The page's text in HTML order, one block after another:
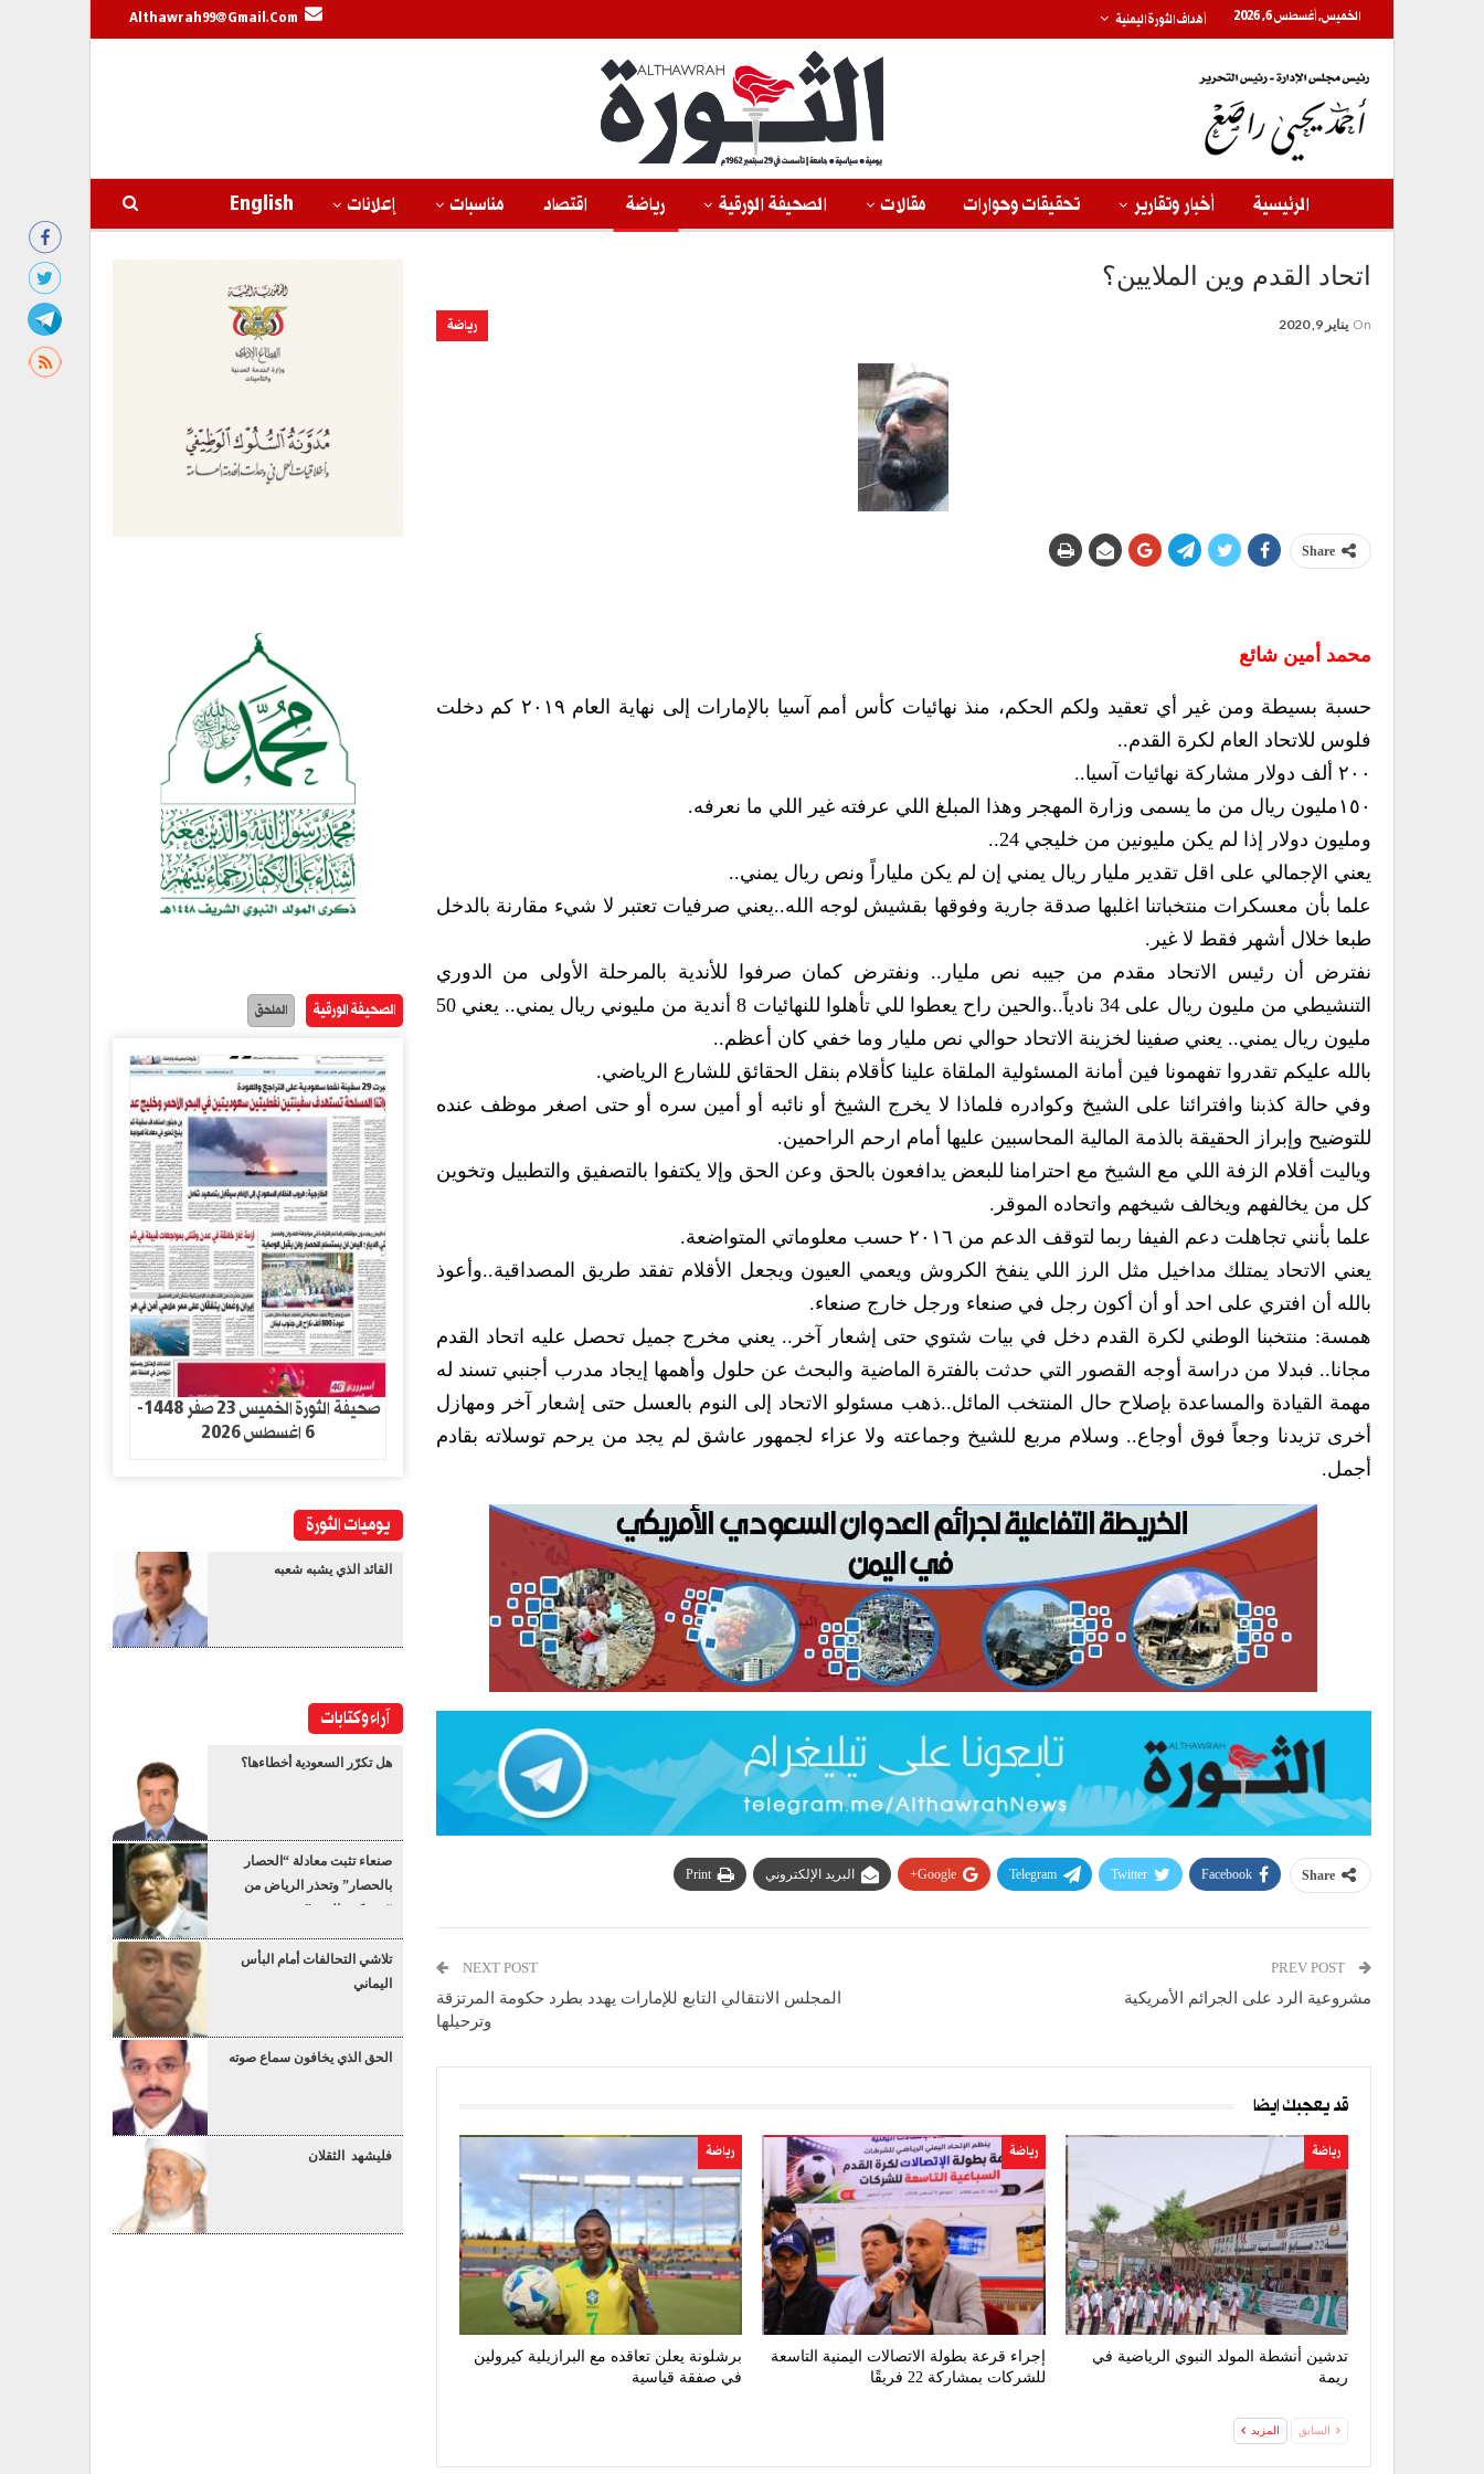
الخميس, أغسطس 6, 2026 أهداف الثورة اليمنية Althawrah99@gmail.com
الرئيسية أخبار وتقارير تحقيقات وحوارات مقالات الصحيفة الورقية رياضة اقتصاد مناسبات إعلانات English
اتحاد القدم وين الملايين؟
رياضة On يناير 9, 2020
Share
محمد أمين شائع
حسبة بسيطة ومن غير أي تعقيد ولكم الحكم، منذ نهائيات كأس أمم آسيا بالإمارات إلى نهاية العام ٢٠١٩ كم دخلت
فلوس للاتحاد العام لكرة القدم..
٢٠٠ ألف دولار مشاركة نهائيات آسيا..
١٥٠مليون ريال من ما يسمى وزارة المهجر وهذا المبلغ اللي عرفته غير اللي ما نعرفه.
ومليون دولار إذا لم يكن مليونين من خليجي 24..
يعني الإجمالي على اقل تقدير مليار ريال يمني إن لم يكن ملياراً ونص ريال يمني..
علما بأن معسكرات منتخباتنا اغلبها صدقة جارية وفوقها بقشيش لوجه الله..يعني صرفيات تعتبر لا شيء مقارنة بالدخل
طبعا خلال أشهر فقط لا غير.
نفترض أن رئيس الاتحاد مقدم من جيبه نص مليار.. ونفترض كمان صرفوا للأندية بالمرحلة الأولى من الدوري
التنشيطي من مليون ريال على 34 نادياً..والحين راح يعطوا للي تأهلوا للنهائيات 8 أندية من مليوني ريال يمني.. يعني 50
مليون ريال يمني.. يعني صفينا لخزينة الاتحاد حوالي نص مليار وما خفي كان أعظم..
بالله عليكم تقدروا تفهمونا فين أمانة المسئولية الملقاة علينا كأقلام بنقل الحقائق للشارع الرياضي.
وفي حالة كذبنا وافترائنا على الشيخ وكوادره فلماذا لا يخرج الشيخ أو نائبه أو أمين سره أو حتى اصغر موظف عنده
للتوضيح وإبراز الحقيقة بالذمة المالية المحاسبين عليها أمام ارحم الراحمين.
وياليت أقلام الزفة اللي مع الشيخ مع احترامنا للبعض يدافعون بالحق وعن الحق وإلا يكتفوا بالتصفيق والتطبيل وتخوين
كل من يخالفهم ويخالف شيخهم واتحاده الموقر.
علما بأنني تجاهلت دعم الفيفا ربما لتوقف الدعم من ٢٠١٦ حسب معلوماتي المتواضعة.
يعني الاتحاد يمتلك مداخيل مثل الرز اللي ينفخ الكروش ويعمي العيون ويجعل الأقلام تفقد طريق المصداقية..وأعوذ
بالله أن افتري على احد أو أن أكون رجل في صنعاء ورجل خارج صنعاء.
همسة: منتخبنا الوطني لكرة القدم دخل في بيات شتوي حتى إشعار آخر.. يعني مخرج جميل تحصل عليه اتحاد القدم
مجانا.. فبدلا من دراسة أوجه القصور التي حدثت بالفترة الماضية والبحث عن حلول وأهمها إيجاد مدرب أجنبي تسند له
مهمة القيادة والمساعدة بإصلاح حال المنتخب المائل..ذهب مسئولو الاتحاد إلى النوم بالعسل حتى إشعار آخر ومهازل
أخرى تزيدنا وجعاً فوق أوجاع.. وسلام مربع للشيخ وجماعته ولا عزاء لجمهور عاشق لم يجد من يرحم توسلاته بقادم
أجمل.
Share
Facebook
Twitter
Telegram
Google+ البريد الإلكتروني Print
مشروعية الرد على الجرائم الأمريكية
NEXT POST
المجلس الانتقالي التابع للإمارات يهدد بطرد حكومة المرتزقة
وترحيلها
قد يعجبك ايضا
رياضة
تدشين أنشطة المولد النبوي الرياضية في
ريمة
رياضة
إجراء قرعة بطولة الاتصالات اليمنية التاسعة
للشركات بمشاركة 22 فريقًا
رياضة
برشلونة يعلن تعاقده مع البرازيلية كيرولين
في صفقة قياسية
السابق المزيد
الصحيفة الورقية الملحق
صحيفة الثورة الخميس 23 صفر 1448-
6 اغسطس 2026
يوميات الثورة
القائد الذي يشبه شعبه
آراء وكتابات
هل تكرّر السعودية أخطاءها؟
صنعاء تثبت معادلة “الحصار
بالحصار” وتحذر الرياض من
“عسكرة البحر”
تلاشي التحالفات أمام البأس
اليماني
الحق الذي يخافون سماع صوته
فليشهد الثقلان